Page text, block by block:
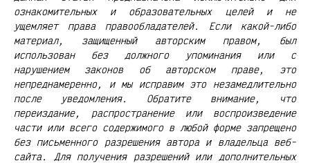
ознакомительных и образовательных целей и не
ущемляет права правообладателей. Если какой-либо
материал, защищенный авторским правом, был
использован без должного упоминания или с
нарушением законов об авторском праве, это
непреднамеренно, и мы исправим это незамедлительно
после уведомления. Обратите внимание, что
переиздание, распространение или воспроизведение
части или всего содержимого в любой форме запрещено
без письменного разрешения автора и владельца веб-
сайта. Для получения разрешений или дополнительных